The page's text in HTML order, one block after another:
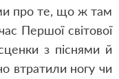
про те, що ж там
Першої світової
з піснями й
втратили ногу чи